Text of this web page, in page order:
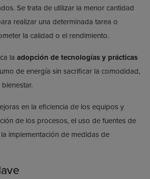
Se trata de utilizar la menor cantidad
realizar una determinada tarea o
la calidad o el rendimiento.
la adopción de tecnologías y prácticas
de energía sin sacrificar la comodidad,
en la eficiencia de los equipos y
de los procesos, el uso de fuentes de
implementación de medidas de